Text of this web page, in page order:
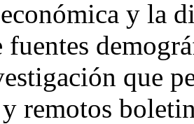
y la
fuentes
que
remotos